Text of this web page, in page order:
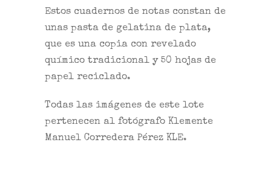
Estos cuadernos de notas constan de
unas pasta de gelatina de plata,
que es una copia con revelado
químico tradicional y 50 hojas de
papel reciclado.
Todas las imágenes de este lote
pertenecen al fotógrafo Klemente
Manuel Corredera Pérez KLE.